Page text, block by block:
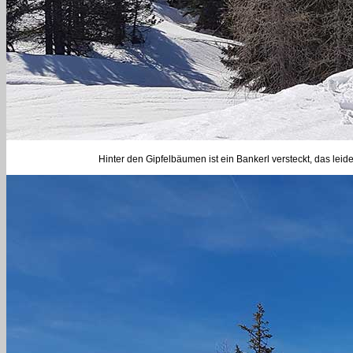
Hinter den Gipfelbäumen ist ein Bankerl versteckt, das